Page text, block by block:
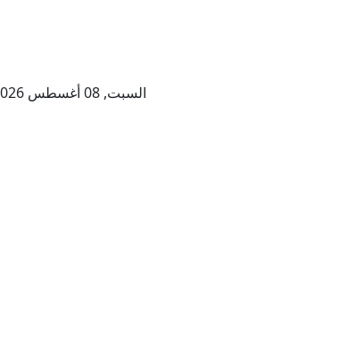
السبت, 08 أغسطس 2026 – 24 صفر 1448 هـ